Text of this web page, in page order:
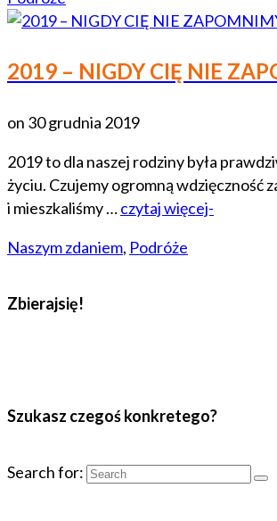
2019 – NIGDY CIĘ NIE
on 30 grudnia 2019
2019 to dla naszej rodziny była
życiu. Czujemy ogromną wdzięczność
i mieszkaliśmy …czytaj więcej-
Naszym zdaniem, Podróże
Zbierajsię!
Szukasz czegoś konkretego?
Search for: